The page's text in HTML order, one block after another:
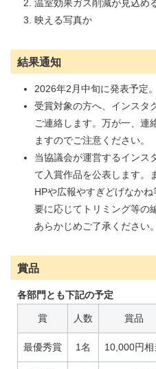
温室効果ガス削減が見込め
映える写真か
結果通知
2026年2月中旬に発表予定。
受賞対象の方へ、インスタ
ご連絡します。万が一、連
ますのでご注意ください。
当協議会が運営するインス
て入賞作品を公表します。
HPや広報やすぎどげなか
要に応じてトリミング等の
あらかじめご了承ください。
賞品
各部門とも下記の予定
賞 人数 賞品
最優秀賞 1名 10,000円相